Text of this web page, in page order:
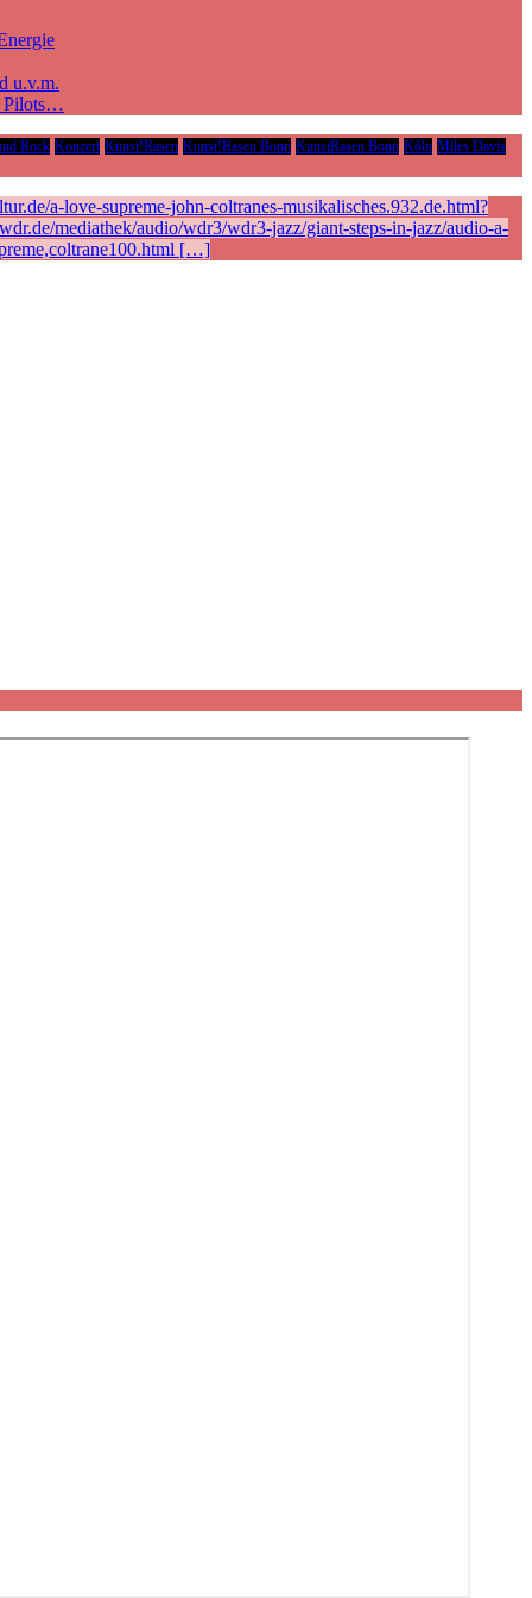
u.v.m.
Pilots…
Rock Konzert Kunst!Rasen Kunst!Rasen Bonn KunstRasen Bonn Köln Miles Davis
a-love-supreme-john-coltranes-musikalisches.932.de.html?
mediathek/audio/wdr3/wdr3-jazz/giant-steps-in-jazz/audio-a-
[…]